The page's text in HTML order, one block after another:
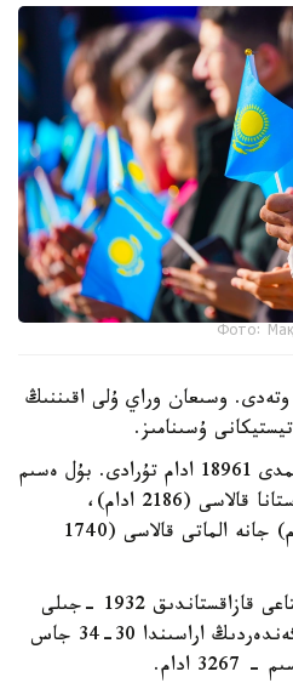
Фото:
وتەدى. وسىعان وراي ۇلى اقىننىڭ
ۇسىنامىز.
بۇگىندە قازاقستاندا اباي ەسىمدى 18961 ادام تۇرادى. بۇل ەسىم
ەڭ كوپ تارالعان وڭىرلەر - استانا قالاسى (2186 ادام)،
تۇركىستان وبلىسى (2008 ادام) جانە الماتى قالاسى (1740
اباي ەسىمدى ەڭ ۇلكەن جاستاعى قازاقستاندىق 1932 -جىلى
تۋعان. ال بۇل ەسىمدى يەلەنگەندەردىڭ اراسىندا 30-34 جاس
ادام.